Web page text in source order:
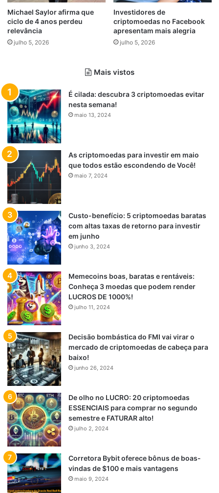
Michael Saylor afirma que
ciclo de 4 anos perdeu
relevância
julho 5, 2026
Investidores de
criptomoedas no Facebook
apresentam mais alegria
julho 5, 2026
Mais vistos
É cilada: descubra 3 criptomoedas evitar
nesta semana!
maio 13, 2024
As criptomoedas para investir em maio
que todos estão escondendo de Você!
maio 7, 2024
Custo-benefício: 5 criptomoedas baratas
com altas taxas de retorno para investir
em junho
junho 3, 2024
Memecoins boas, baratas e rentáveis:
Conheça 3 moedas que podem render
LUCROS DE 1000%!
julho 11, 2024
Decisão bombástica do FMI vai virar o
mercado de criptomoedas de cabeça para
baixo!
junho 26, 2024
De olho no LUCRO: 20 criptomoedas
ESSENCIAIS para comprar no segundo
semestre e FATURAR alto!
julho 2, 2024
Corretora Bybit oferece bônus de boas-
vindas de $100 e mais vantagens
maio 9, 2024